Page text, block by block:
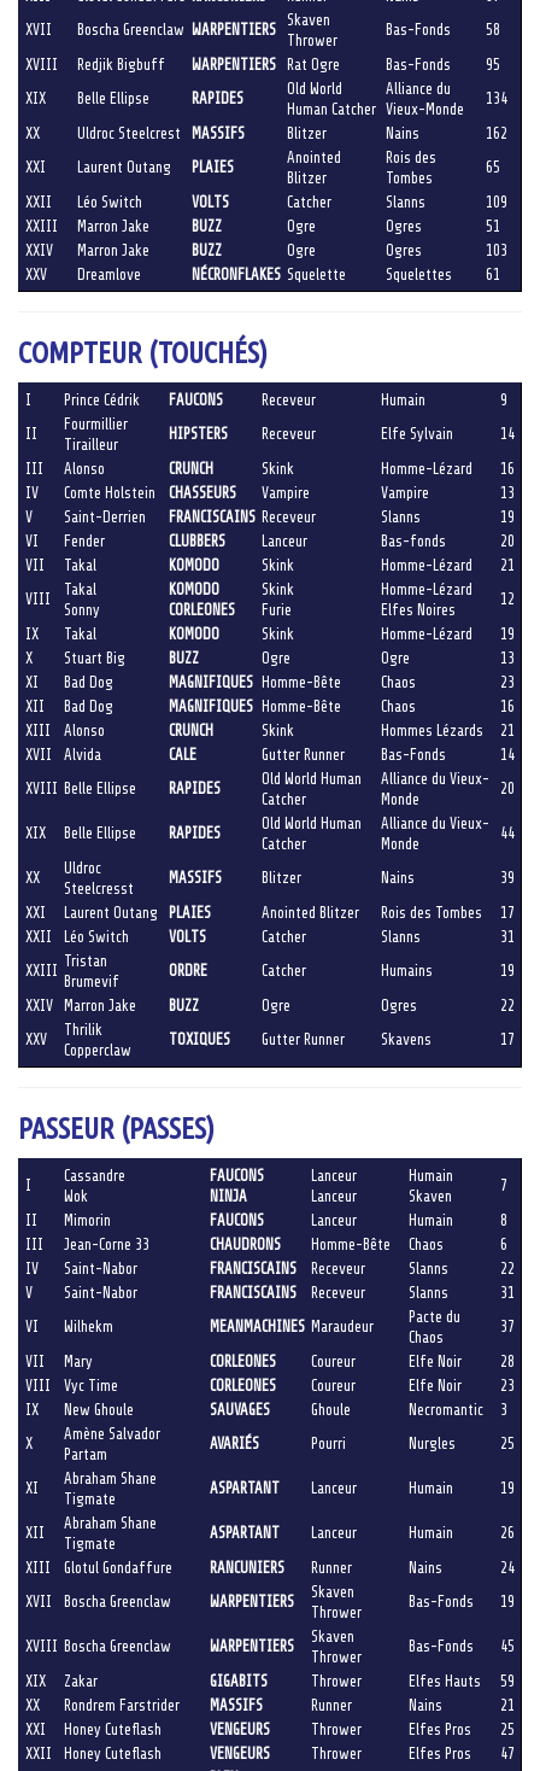
XVII
Boscha Greenclaw WARPENTIERS
Skaven
Thrower
Bas-Fonds
58
XVIII
Redjik Bigbuff WARPENTIERS Rat Ogre Bas-Fonds
95
XIX
Belle Ellipse RAPIDES
Old World
Human Catcher
Alliance du
Vieux-Monde
134
XX
Uldroc Steelcrest MASSIFS Blitzer Nains
162
XXI
Laurent Outang PLAIES
Anointed
Blitzer
Rois des
Tombes
65
XXII
Léo Switch VOLTS Catcher Slanns
109
XXIII
Marron Jake BUZZ Ogre Ogres
51
XXIV
Marron Jake BUZZ Ogre Ogres
103
XXV
Dreamlove NÉCRONFLAKES Squelette Squelettes 61
COMPTEUR (TOUCHÉS)
I Prince Cédrik FAUCONS Receveur Humain
9
II
Fourmillier
Tirailleur
HIPSTERS Receveur Elfe Sylvain
14
III
Alonso CRUNCH Skink Homme-Lézard
16
IV
Comte Holstein CHASSEURS Vampire Vampire
13
V
Saint-Derrien FRANCISCAINS Receveur Slanns
19
VI
Fender CLUBBERS Lanceur Bas-fonds
20
VII
Takal KOMODO Skink Homme-Lézard
21
VIII
Takal
Sonny
KOMODO
CORLEONES
Skink
Furie
Homme-Lézard
Elfes Noires
12
IX
Takal KOMODO Skink Homme-Lézard
19
X
Stuart Big BUZZ Ogre Ogre
13
XI
Bad Dog MAGNIFIQUES Homme-Bête Chaos
23
XII
Bad Dog MAGNIFIQUES Homme-Bête Chaos
16
XIII
Alonso CRUNCH Skink Hommes Lézards
21
XVII
Alvida CALE Gutter Runner Bas-Fonds
14
XVIII Belle Ellipse RAPIDES
Old World Human
Catcher
Alliance du Vieux-
Monde
20
XIX Belle Ellipse RAPIDES
Old World Human
Catcher
Alliance du Vieux-
Monde
44
XX
Uldroc
Steelcresst
MASSIFS Blitzer Nains
39
XXI
Laurent Outang PLAIES Anointed Blitzer Rois des Tombes
17
XXII
Léo Switch VOLTS Catcher Slanns
31
XXIII
Tristan
Brumevif
ORDRE Catcher Humains
19
XXIV
Marron Jake BUZZ Ogre Ogres
22
XXV
Thrilik
Copperclaw
TOXIQUES Gutter Runner Skavens 17
PASSEUR (PASSES)
I
Cassandre
Wok
FAUCONS
NINJA
Lanceur
Lanceur
Humain
Skaven
7
II
Mimorin FAUCONS Lanceur Humain
8
III
Jean-Corne 33 CHAUDRONS Homme-Bête Chaos
6
IV
Saint-Nabor FRANCISCAINS Receveur Slanns
22
V
Saint-Nabor FRANCISCAINS Receveur Slanns
31
VI
Wilhekm MEANMACHINES Maraudeur
Pacte du
Chaos
37
VII
Mary CORLEONES Coureur Elfe Noir
28
VIII
Vyc Time CORLEONES Coureur Elfe Noir
23
IX
New Ghoule SAUVAGES Ghoule Necromantic
3
X
Amène Salvador
Partam
AVARIÉS Pourri Nurgles 25
XI
Abraham Shane
Tigmate
ASPARTANT Lanceur Humain 19
XII
Abraham Shane
Tigmate
ASPARTANT Lanceur Humain
26
XIII
Glotul Gondaffure RANCUNIERS Runner Nains
24
XVII
Boscha Greenclaw WARPENTIERS
Skaven
Thrower
Bas-Fonds 19
XVIII Boscha Greenclaw WARPENTIERS
Skaven
Thrower
Bas-Fonds
45
XIX
Zakar GIGABITS Thrower Elfes Hauts
59
XX
Rondrem Farstrider MASSIFS Runner Nains
21
XXI
Honey Cuteflash VENGEURS Thrower Elfes Pros
25
XXII
Honey Cuteflash VENGEURS Thrower Elfes Pros
47